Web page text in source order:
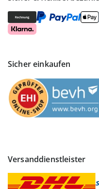
Sicher einkaufen
Versanddienstleister